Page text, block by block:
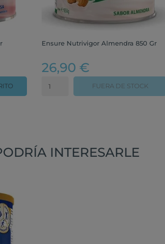
Ensure Nutrivigor Almendra 850 Gr
26,90 €
FUERA DE STOCK
INTERESARLE